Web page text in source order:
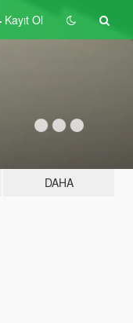
Kayıt Ol
DAHA